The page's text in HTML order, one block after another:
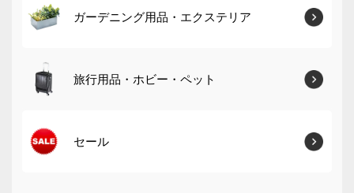
ガーデニング用品・エクステリア
旅行用品・ホビー・ペット
セール